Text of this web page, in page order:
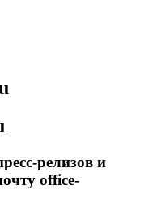
релизов и
office-